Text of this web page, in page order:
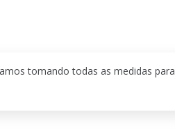
tomando todas as medidas para